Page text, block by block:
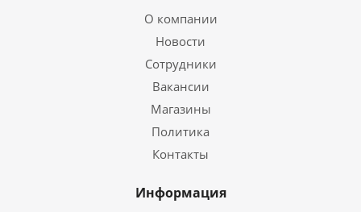
О компании
Новости
Сотрудники
Вакансии
Магазины
Политика
Контакты
Информация